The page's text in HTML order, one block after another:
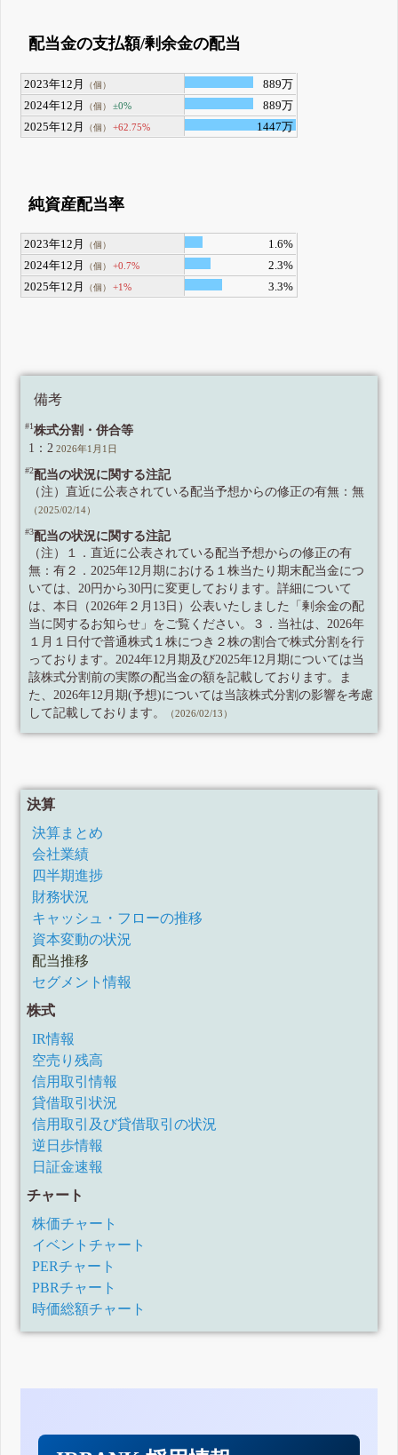
配当金の支払額/剰余金の配当
2023年12月 （個）
889万
2024年12月
（個） ±0%
889万
2025年12月
（個） +62.75% 1447万
純資産配当率
2023年12月 （個）
1.6%
2024年12月
（個） +0.7%
2.3%
2025年12月
（個） +1% 3.3%
備考
#1株式分割・併合等
1：2 2026年1月1日
#2配当の状況に関する注記
（注）直近に公表されている配当予想からの修正の有無：無
（2025/02/14）
#3配当の状況に関する注記
（注）１．直近に公表されている配当予想からの修正の有
無：有２．2025年12月期における１株当たり期末配当金につ
いては、20円から30円に変更しております。詳細について
は、本日（2026年２月13日）公表いたしました「剰余金の配
当に関するお知らせ」をご覧ください。３．当社は、2026年
１月１日付で普通株式１株につき２株の割合で株式分割を行
っております。2024年12月期及び2025年12月期については当
該株式分割前の実際の配当金の額を記載しております。ま
た、2026年12月期(予想)については当該株式分割の影響を考慮
して記載しております。
（2026/02/13）
決算
決算まとめ
会社業績
四半期進捗
財務状況
キャッシュ・フローの推移
資本変動の状況
配当推移
セグメント情報
株式
IR情報
空売り残高
信用取引情報
貸借取引状況
信用取引及び貸借取引の状況
逆日歩情報
日証金速報
チャート
株価チャート
イベントチャート
PERチャート
PBRチャート
時価総額チャート